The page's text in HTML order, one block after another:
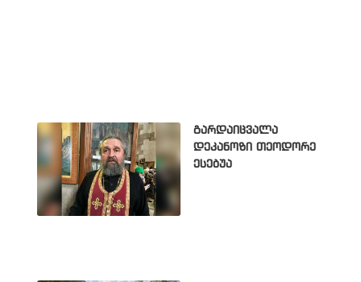
გარდაიცვალა
დეკანოზი თეოდორე
ესებუა